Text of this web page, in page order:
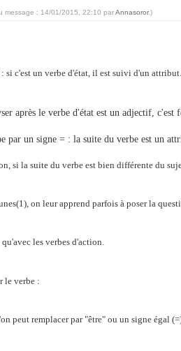
message : 14/01/2015, 22:10 parAnnasoror.)
si c'est un verbe d'état, il est suivi d'un attribut.
après le verbe d'état est un adjectif, c'est
par un signe = : la suite du verbe est un
si la suite du verbe est bien différente du
on leur apprend parfois à poser la
les verbes d'action.
le verbe :
peut remplacer par "être" ou un signe égal